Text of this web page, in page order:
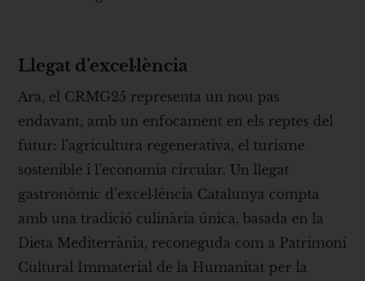
Llegat d’excel·lència
Ara, el CRMG25 representa un nou pas
endavant, amb un enfocament en els reptes del
futur: l’agricultura regenerativa, el turisme
sostenible i l’economia circular. Un llegat
gastronòmic d’excel·lència Catalunya compta
amb una tradició culinària única, basada en la
Dieta Mediterrània, reconeguda com a Patrimoni
Cultural Immaterial de la Humanitat per la